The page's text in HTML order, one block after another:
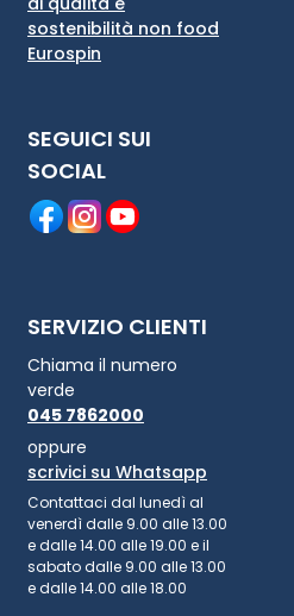
sostenibilità non food
Eurospin
SEGUICI SUI
SOCIAL
SERVIZIO CLIENTI
Chiama il numero
verde
045 7862000
oppure
scrivici su Whatsapp
Contattaci dal lunedì al
venerdì dalle 9.00 alle 13.00
e dalle 14.00 alle 19.00 e il
sabato dalle 9.00 alle 13.00
e dalle 14.00 alle 18.00